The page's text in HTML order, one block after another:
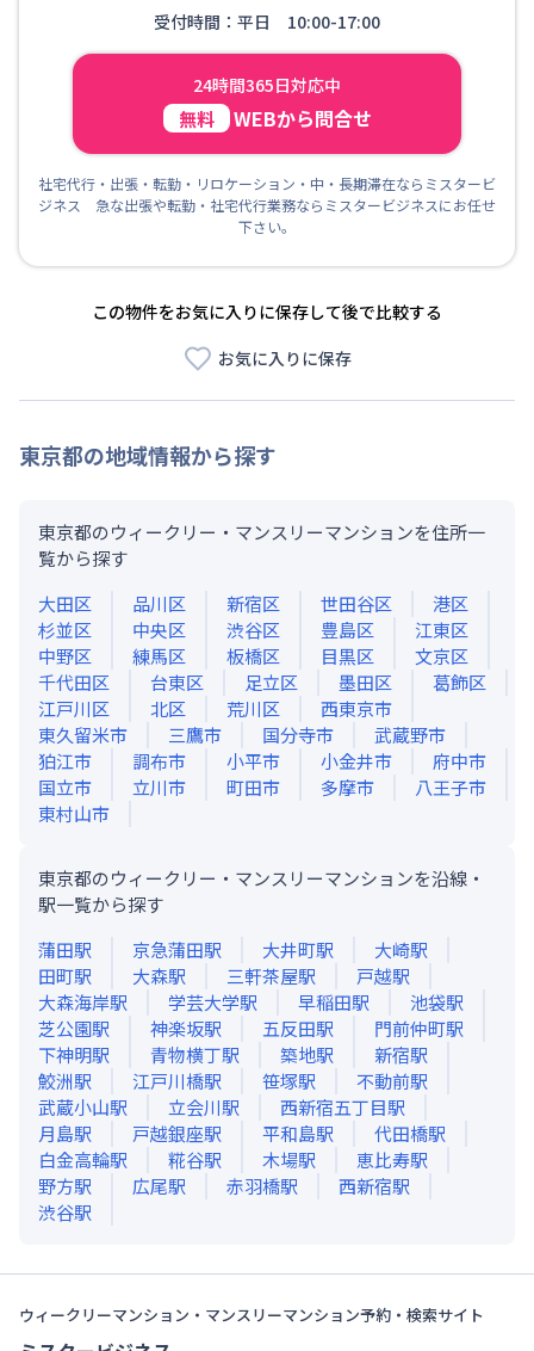
受付時間：平日 10:00-17:00
24時間365日対応中
無料 WEBから問合せ
社宅代行・出張・転勤・リロケーション・中・長期滞在ならミスタービ
ジネス 急な出張や転勤・社宅代行業務ならミスタービジネスにお任せ
下さい。
この物件をお気に入りに保存して後で比較する
お気に入りに保存
東京都の地域情報から探す
東京都のウィークリー・マンスリーマンションを住所一
覧から探す
大田区
品川区 新宿区 世田谷区
港区
杉並区
中央区 渋谷区 豊島区
江東区
中野区
練馬区 板橋区 目黒区
文京区
千代田区
台東区 足立区 墨田区
葛飾区
江戸川区
北区 荒川区
西東京市
東久留米市
三鷹市 国分寺市
武蔵野市
狛江市
調布市 小平市 小金井市
府中市
国立市
立川市 町田市 多摩市
八王子市
東村山市
東京都のウィークリー・マンスリーマンションを沿線・
駅一覧から探す
蒲田駅 京急蒲田駅 大井町駅 大崎駅
田町駅 大森駅 三軒茶屋駅 戸越駅
大森海岸駅 学芸大学駅 早稲田駅 池袋駅
芝公園駅 神楽坂駅 五反田駅 門前仲町駅
下神明駅 青物横丁駅 築地駅 新宿駅
鮫洲駅 江戸川橋駅 笹塚駅 不動前駅
武蔵小山駅 立会川駅 西新宿五丁目駅
月島駅 戸越銀座駅 平和島駅 代田橋駅
白金高輪駅 糀谷駅 木場駅 恵比寿駅
野方駅 広尾駅 赤羽橋駅 西新宿駅
渋谷駅
ウィークリーマンション・マンスリーマンション予約・検索サイト